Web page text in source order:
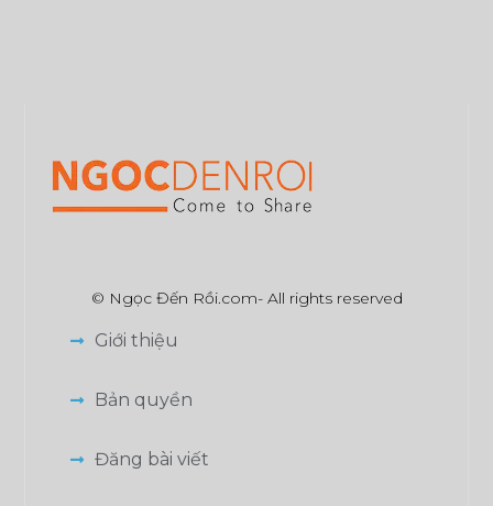
© Ngọc Đến Rồi.com- All rights reserved
Giới thiệu
Bản quyền
Đăng bài viết